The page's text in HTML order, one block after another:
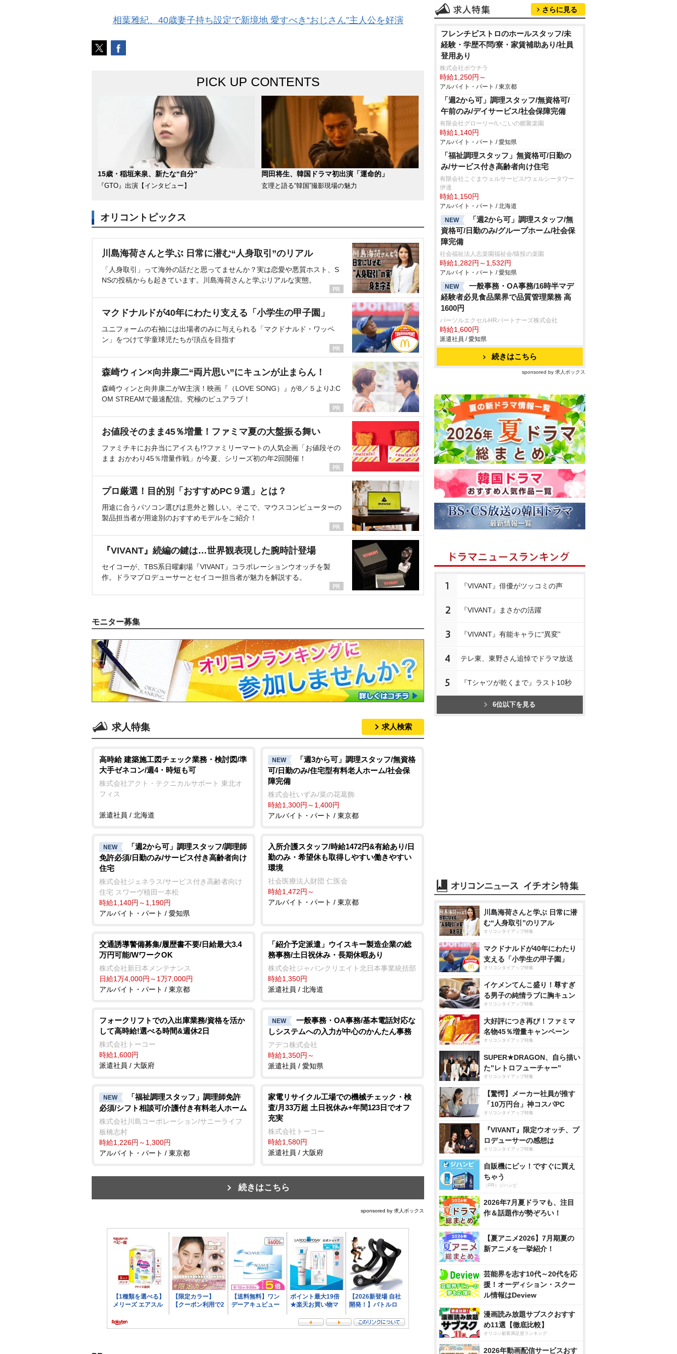
相葉雅紀、40歳妻子持ち設定で新境地 愛すべき“おじさん”主人公を好演
PICK UP CONTENTS
15歳・稲垣来泉、新たな“自分”
『GTO』出演【インタビュー】
岡田将生、韓国ドラマ初出演「運命的」
玄理と語る“韓国”撮影現場の魅力
オリコントピックス
川島海荷さんと学ぶ 日常に潜む“人身取引”のリアル
「人身取引」って海外の話だと思ってませんか？実は恋愛や悪質ホスト、S
NSの投稿からも起きています。川島海荷さんと学ぶリアルな実態。
マクドナルドが40年にわたり支える「小学生の甲子園」
ユニフォームの右袖には出場者のみに与えられる「マクドナルド・ワッペ
ン」をつけて学童球児たちが頂点を目指す
森崎ウィン×向井康二“両片思い”にキュンが止まらん！
森崎ウィンと向井康二がW主演！映画『（LOVE SONG）』が8／５よりJ:C
OM STREAMで最速配信。究極のピュアラブ！
お値段そのまま45％増量！ファミマ夏の大盤振る舞い
ファミチキにお弁当にアイスも!?ファミリーマートの人気企画「お値段その
まま おかわり45％増量作戦」が今夏、シリーズ初の年2回開催！
プロ厳選！目的別「おすすめPC９選」とは？
用途に合うパソコン選びは意外と難しい。そこで、マウスコンピューターの
製品担当者が用途別のおすすめモデルをご紹介！
『VIVANT』続編の鍵は…世界観表現した腕時計登場
セイコーが、TBS系日曜劇場『VIVANT』コラボレーションウオッチを製
作。ドラマプロデューサーとセイコー担当者が魅力を解説する。
モニター募集
求人特集 求人検索
高時給 建築施工図チェック業務・検討図/準
大手ゼネコン/週4・時短も可
株式会社アクト・テクニカルサポート 東北オ
フィス
派遣社員 / 北海道
NEW
「週3から可」調理スタッフ/無資格
可/日勤のみ/住宅型有料老人ホーム/社会保
障完備
株式会社いずみ/菜の花葛飾
時給1,300円～1,400円
アルバイト・パート / 東京都
NEW
「週2から可」調理スタッフ/調理師
免許必須/日勤のみ/サービス付き高齢者向け
住宅
株式会社ジェネラス/サービス付き高齢者向け
住宅 スワーヴ植田一本松
時給1,140円～1,190円
アルバイト・パート / 愛知県
入所介護スタッフ/時給1472円&有給あり/日
勤のみ・希望休も取得しやすい働きやすい
環境
社会医療法人財団 仁医会
時給1,472円～
アルバイト・パート / 東京都
交通誘導警備募集/履歴書不要/日給最大3.4
万円可能/WワークOK
株式会社新日本メンテナンス
日給1万4,000円～1万7,000円
アルバイト・パート / 東京都
「紹介予定派遣」ウイスキー製造企業の総
務事務/土日祝休み・長期休暇あり
株式会社ジャパンクリエイト北日本事業統括部
時給1,350円
派遣社員 / 北海道
フォークリフトでの入出庫業務/資格を活か
して高時給!選べる時間&週休2日
株式会社トーコー
時給1,600円
派遣社員 / 大阪府
NEW
一般事務・OA事務/基本電話対応な
しシステムへの入力が中心のかんたん事務
アデコ株式会社
時給1,350円～
派遣社員 / 愛知県
NEW
「福祉調理スタッフ」調理師免許
必須/シフト相談可/介護付き有料老人ホーム
株式会社川島コーポレーション/サニーライフ
板橋志村
時給1,226円～1,300円
アルバイト・パート / 東京都
家電リサイクル工場での機械チェック・検
査/月33万超 土日祝休み+年間123日でオフ
充実
株式会社トーコー
時給1,580円
派遣社員 / 大阪府
続きはこちら
sponsored by 求人ボックス
さらに見る
フレンチビストロのホールスタッフ/未
経験・学歴不問/寮・家賃補助あり/社員
登用あり
株式会社ボウチラ
時給1,250円～
アルバイト・パート / 東京都
「週2から可」調理スタッフ/無資格可/
午前のみ/デイサービス/社会保障完備
有限会社グローリー/いこいの郷聚楽園
時給1,140円
アルバイト・パート / 愛知県
「福祉調理スタッフ」無資格可/日勤の
み/サービス付き高齢者向け住宅
有限会社こぐまウェルサービス/ウェルシータワー
伊達
時給1,150円
アルバイト・パート / 北海道
NEW
「週2から可」調理スタッフ/無
資格可/日勤のみ/グループホーム/社会保
障完備
社会福祉法人志楽園福祉会/猿投の楽園
時給1,282円～1,532円
アルバイト・パート / 愛知県
NEW
一般事務・OA事務/16時半マデ
経験者必見食品業界で品質管理業務 高
1600円
パーソルエクセルHRパートナーズ株式会社
時給1,600円
派遣社員 / 愛知県
続きはこちら
sponsored by 求人ボックス
1 『VIVANT』俳優がツッコミの声
2 『VIVANT』まさかの活躍
3 『VIVANT』有能キャラに“異変”
4 テレ東、東野さん追悼でドラマ放送
5 『Tシャツが乾くまで』ラスト10秒
6位以下を見る
川島海荷さんと学ぶ 日常に潜
む“人身取引”のリアル
オリコンタイアップ特集
マクドナルドが40年にわたり
支える「小学生の甲子園」
オリコンタイアップ特集
イケメンてんこ盛り！尊すぎ
る男子の純情ラブに胸キュン
オリコンタイアップ特集
大好評につき再び！ファミマ
名物45％増量キャンペーン
オリコンタイアップ特集
SUPER★DRAGON、自ら描い
た”レトロフューチャー”
オリコンタイアップ特集
【驚愕】メーカー社員が推す
「10万円台」神コスパPC
オリコンタイアップ特集
『VIVANT』限定ウオッチ、プ
ロデューサーの感想は
オリコンタイアップ特集
自販機にピッ！ですぐに買え
ちゃう
（PR）ジハンピ
2026年7月夏ドラマも、注目
作＆話題作が勢ぞろい！
【夏アニメ2026】7月期夏の
新アニメを一挙紹介！
芸能界を志す10代～20代を応
援！オーディション・スクー
ル情報はDeview
漫画読み放題サブスクおすす
め11選【徹底比較】
オリコン顧客満足度ランキング
2026年動画配信サービスおす